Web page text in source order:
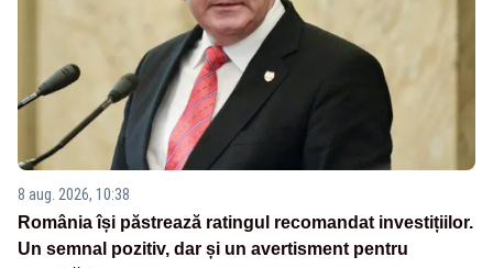
8 aug. 2026, 10:38
România își păstrează ratingul recomandat investițiilor.
Un semnal pozitiv, dar și un avertisment pentru